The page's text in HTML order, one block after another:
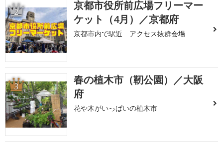
2
京都市役所前広場フリーマー
ケット（4月）／京都府
京都市内で駅近 アクセス抜群会場
3
春の植木市（靭公園）／大阪
府
花や木がいっぱいの植木市